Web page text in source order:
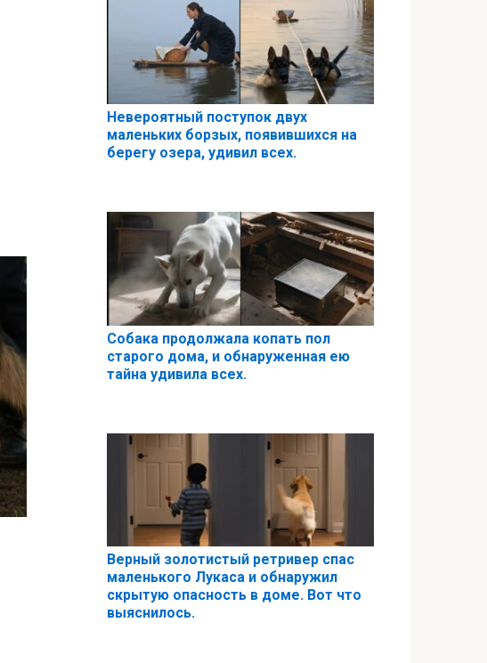
Невероятный поступок двух
маленьких борзых, появившихся на
берегу озера, удивил всех.
Собака продолжала копать пол
старого дома, и обнаруженная ею
тайна удивила всех.
Верный золотистый ретривер спас
маленького Лукаса и обнаружил
скрытую опасность в доме. Вот что
выяснилось.